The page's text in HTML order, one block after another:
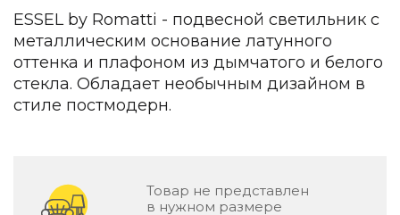
Подбор, производство и комплектация по вашему
Декор
По типу
Вентиляторы
Ковры
ESSEL by Romatti - подвесной светильник с
металлическим основание латунного
оттенка и плафоном из дымчатого и белого
стекла. Обладает необычным дизайном в
стиле постмодерн.
Товар не представлен
в нужном размере